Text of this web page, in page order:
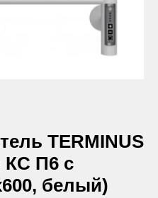
TERMINUS
КС П6 с
белый)